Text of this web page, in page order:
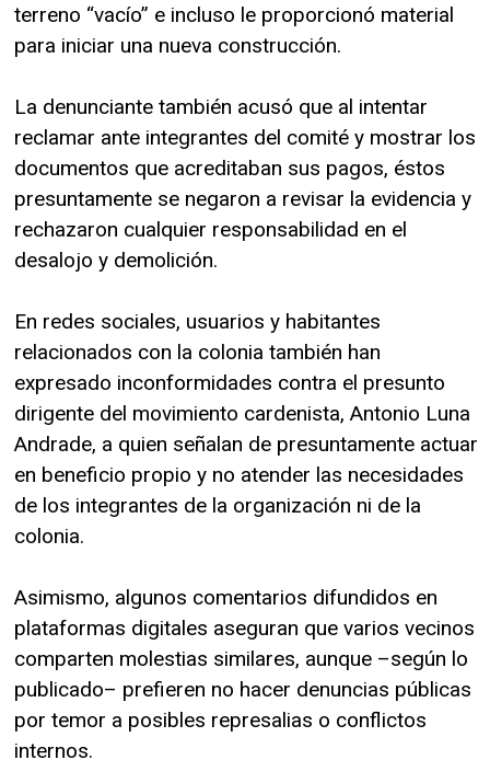
terreno “vacío” e incluso le proporcionó material
para iniciar una nueva construcción.
La denunciante también acusó que al intentar
reclamar ante integrantes del comité y mostrar los
documentos que acreditaban sus pagos, éstos
presuntamente se negaron a revisar la evidencia y
rechazaron cualquier responsabilidad en el
desalojo y demolición.
En redes sociales, usuarios y habitantes
relacionados con la colonia también han
expresado inconformidades contra el presunto
dirigente del movimiento cardenista, Antonio Luna
Andrade, a quien señalan de presuntamente actuar
en beneficio propio y no atender las necesidades
de los integrantes de la organización ni de la
colonia.
Asimismo, algunos comentarios difundidos en
plataformas digitales aseguran que varios vecinos
comparten molestias similares, aunque –según lo
publicado– prefieren no hacer denuncias públicas
por temor a posibles represalias o conflictos
internos.